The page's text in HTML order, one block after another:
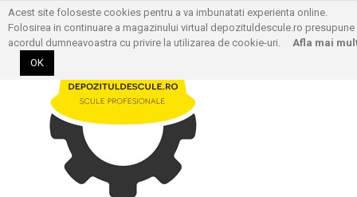
Acest site foloseste cookies pentru a va imbunatati experienta online.
Folosirea in continuare a magazinului virtual depozituldescule.ro presupune
acordul dumneavoastra cu privire la utilizarea de cookie-uri. Afla mai
OK